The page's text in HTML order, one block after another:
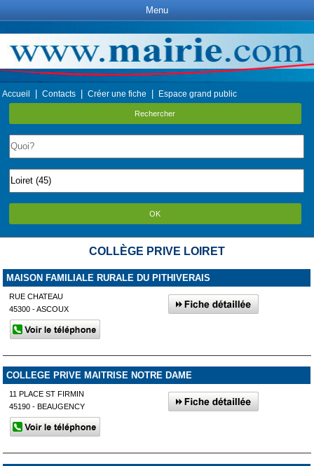
Menu
Accueil Contacts Créer une fiche Espace grand public
Rechercher
OK
COLLÈGE PRIVE LOIRET
MAISON FAMILIALE RURALE DU PITHIVERAIS
RUE CHATEAU
45300 - ASCOUX
COLLEGE PRIVE MAITRISE NOTRE DAME
11 PLACE ST FIRMIN
45190 - BEAUGENCY